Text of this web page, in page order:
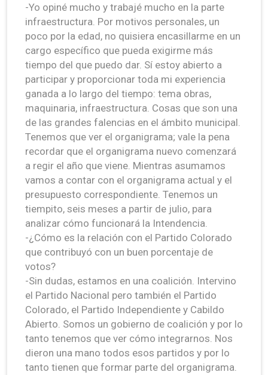
-Yo opiné mucho y trabajé mucho en la parte
infraestructura. Por motivos personales, un
poco por la edad, no quisiera encasillarme en un
cargo específico que pueda exigirme más
tiempo del que puedo dar. Sí estoy abierto a
participar y proporcionar toda mi experiencia
ganada a lo largo del tiempo: tema obras,
maquinaria, infraestructura. Cosas que son una
de las grandes falencias en el ámbito municipal.
Tenemos que ver el organigrama; vale la pena
recordar que el organigrama nuevo comenzará
a regir el año que viene. Mientras asumamos
vamos a contar con el organigrama actual y el
presupuesto correspondiente. Tenemos un
tiempito, seis meses a partir de julio, para
analizar cómo funcionará la Intendencia.
-¿Cómo es la relación con el Partido Colorado
que contribuyó con un buen porcentaje de
votos?
-Sin dudas, estamos en una coalición. Intervino
el Partido Nacional pero también el Partido
Colorado, el Partido Independiente y Cabildo
Abierto. Somos un gobierno de coalición y por lo
tanto tenemos que ver cómo integrarnos. Nos
dieron una mano todos esos partidos y por lo
tanto tienen que formar parte del organigrama.